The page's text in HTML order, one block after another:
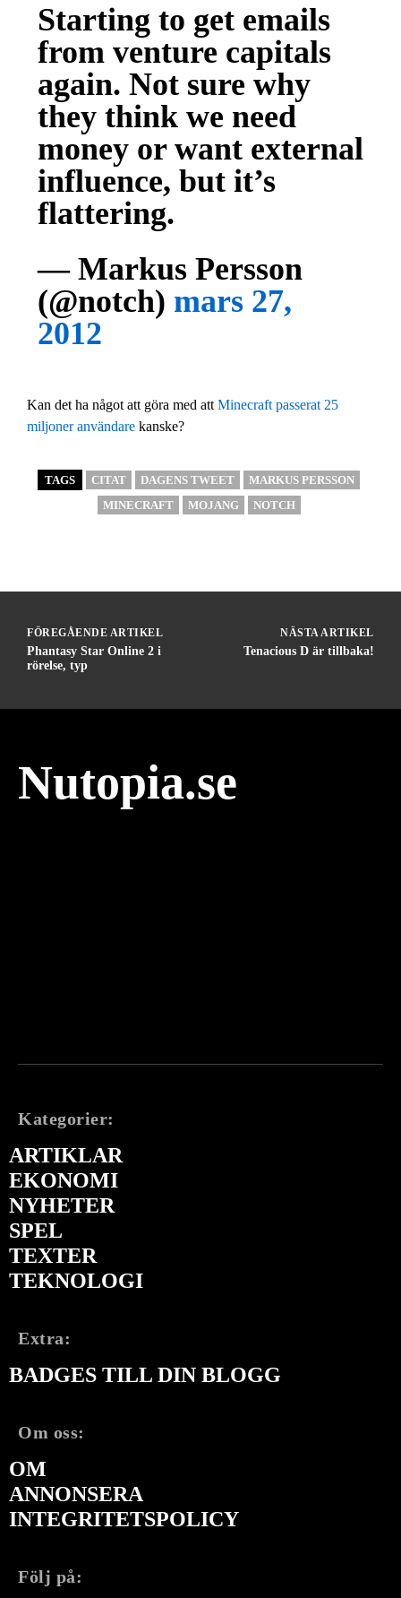
Starting to get emails
from venture capitals
again. Not sure why
they think we need
money or want external
influence, but it’s
flattering.
— Markus Persson
(@notch) mars 27,
2012
Kan det ha något att göra med att Minecraft passerat 25
miljoner användare kanske?
TAGS CITAT DAGENS TWEET
MARKUS PERSSON
MINECRAFT
MOJANG NOTCH
FÖREGÅENDE ARTIKEL
Phantasy Star Online 2 i
rörelse, typ
NÄSTA ARTIKEL
Tenacious D är tillbaka!
Nutopia.se
Kategorier:
ARTIKLAR
EKONOMI
NYHETER
SPEL
TEXTER
TEKNOLOGI
Extra:
BADGES TILL DIN BLOGG
Om oss:
OM
ANNONSERA
INTEGRITETSPOLICY
Följ på: